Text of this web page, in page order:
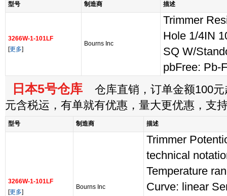
型号 制造商 描述
3266W-1-101LF
[更多]
Bourns Inc
Trimmer
Hole 1/4IN
SQ W/
pbFree: Pb-
日本5号仓库 仓库直销，订单金额100元
元含税运，有单就有优惠，量大更优惠，支
型号 制造商 描述
3266W-1-101LF
[更多]
Bourns Inc
Trimmer
technical
Temperature
Curve: linear